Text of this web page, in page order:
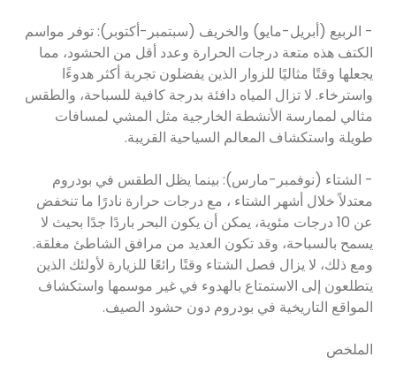
- الربيع (أبريل-مايو) والخريف (سبتمبر-أكتوبر): توفر مواسم
الكتف هذه متعة درجات الحرارة وعدد أقل من الحشود، مما
يجعلها وقتًا مثاليًا للزوار الذين يفضلون تجربة أكثر هدوءًا
واسترخاء. لا تزال المياه دافئة بدرجة كافية للسباحة، والطقس
مثالي لممارسة الأنشطة الخارجية مثل المشي لمسافات
طويلة واستكشاف المعالم السياحية القريبة.
- الشتاء (نوفمبر-مارس): بينما يظل الطقس في بودروم
معتدلاً خلال أشهر الشتاء ، مع درجات حرارة نادرًا ما تنخفض
عن 10 درجات مئوية، يمكن أن يكون البحر باردًا جدًا بحيث لا
يسمح بالسباحة، وقد تكون العديد من مرافق الشاطئ مغلقة.
ومع ذلك، لا يزال فصل الشتاء وقتًا رائعًا للزيارة لأولئك الذين
يتطلعون إلى الاستمتاع بالهدوء في غير موسمها واستكشاف
المواقع التاريخية في بودروم دون حشود الصيف.
الملخص